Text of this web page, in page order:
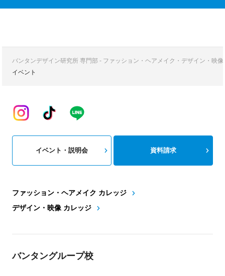
バンタンデザイン研究所 専門部 - ファッション・ヘアメイク・デザイン・映
イベント
ファッション・ヘアメイク カレッジ
デザイン・映像 カレッジ
イベント・説明会 資料請求
バンタングループ校